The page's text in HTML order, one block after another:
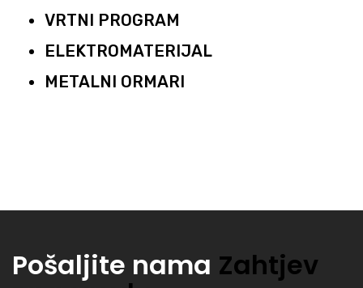
VRTNI PROGRAM
ELEKTROMATERIJAL
METALNI ORMARI
Pošaljite nama Zahtjev